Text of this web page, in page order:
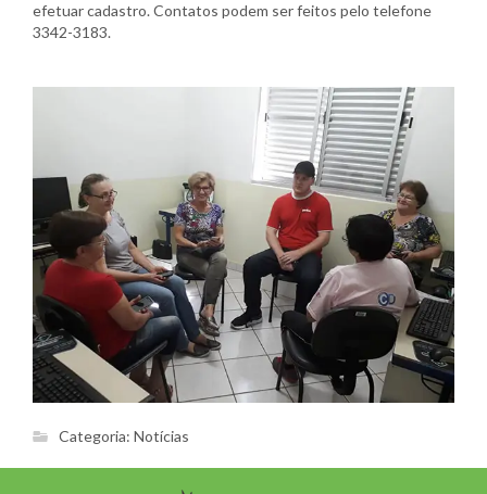
efetuar cadastro. Contatos podem ser feitos pelo telefone
3342-3183.
Categoria: Notícias